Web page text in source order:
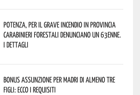
Potenza, per il grave incendio in Provincia
Carabinieri forestali denunciano un 63enne.
I dettagli
Bonus assunzione per madri di almeno tre
figli: ecco i requisiti